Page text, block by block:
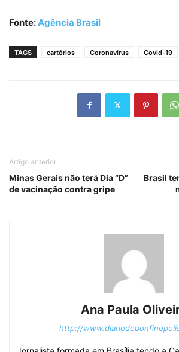
Fonte:Agência Brasil
TAGS cartórios Coronavírus Covid-19
Artigo anterior
Minas Gerais não terá Dia “D”
de vacinação contra gripe
Brasil
Ana Paula
http://